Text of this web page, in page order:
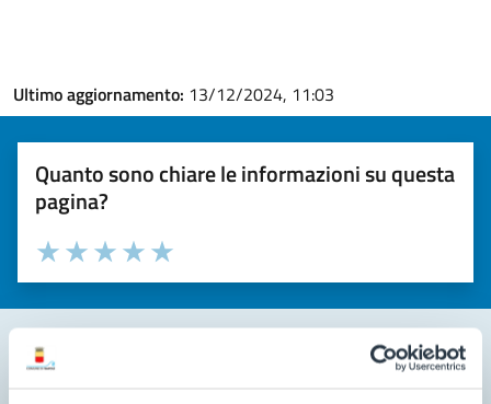
Ultimo aggiornamento: 13/12/2024, 11:03
Quanto sono chiare le informazioni su questa
pagina?
Valuta la chiarezza delle informazioni (da 1 a 5 stelle)
Seleziona il numero di stelle per valutare la chiarezza delle
Valuta 5 stelle su 5
Valuta 4 stelle su 5
Valuta 3 stelle su 5
Valuta 2 stelle su 5
Valuta 1 stelle su 5